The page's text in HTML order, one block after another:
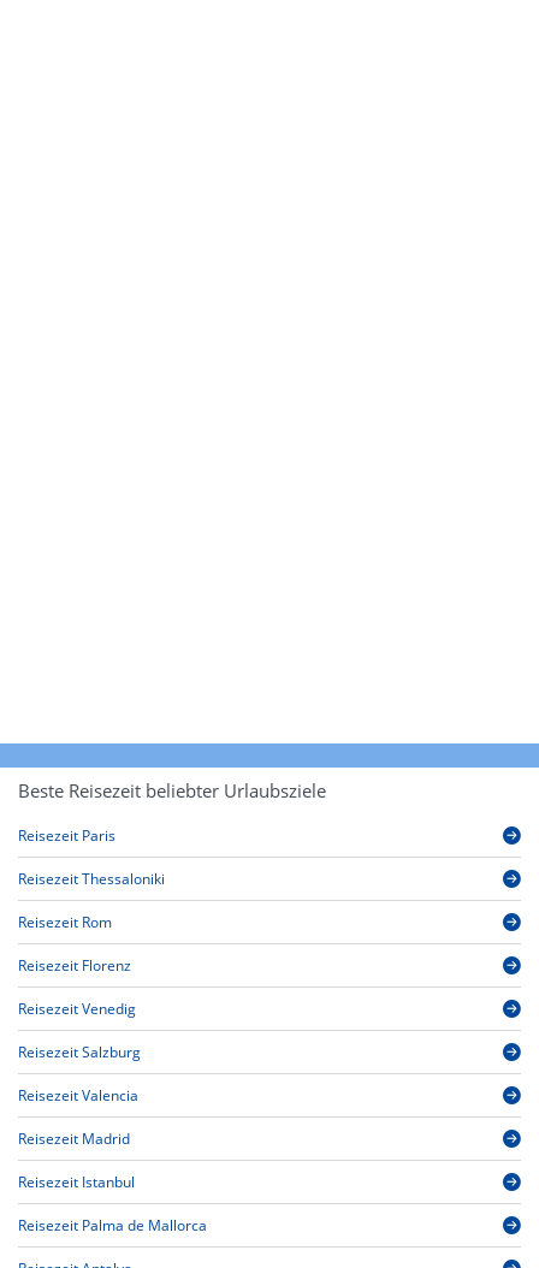
Beste Reisezeit beliebter Urlaubsziele
Reisezeit Paris
Reisezeit Thessaloniki
Reisezeit Rom
Reisezeit Florenz
Reisezeit Venedig
Reisezeit Salzburg
Reisezeit Valencia
Reisezeit Madrid
Reisezeit Istanbul
Reisezeit Palma de Mallorca